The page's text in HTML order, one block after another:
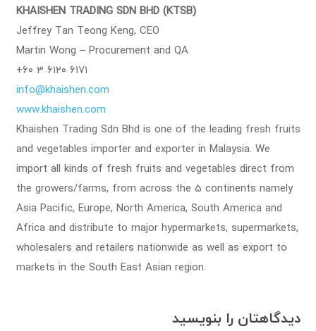
KHAISHEN TRADING SDN BHD (KTSB)
Jeffrey Tan Teong Keng, CEO
Martin Wong – Procurement and QA
+۶۰ ۳ ۶۱۲۰ ۶۱۷۱
info@khaishen.com
www.khaishen.com
Khaishen Trading Sdn Bhd is one of the leading fresh fruits
and vegetables importer and exporter in Malaysia. We
import all kinds of fresh fruits and vegetables direct from
the growers/farms, from across the 5 continents namely
Asia Pacific, Europe, North America, South America and
Africa and distribute to major hypermarkets, supermarkets,
wholesalers and retailers nationwide as well as export to
markets in the South East Asian region.
دیدگاهتان را بنویسید